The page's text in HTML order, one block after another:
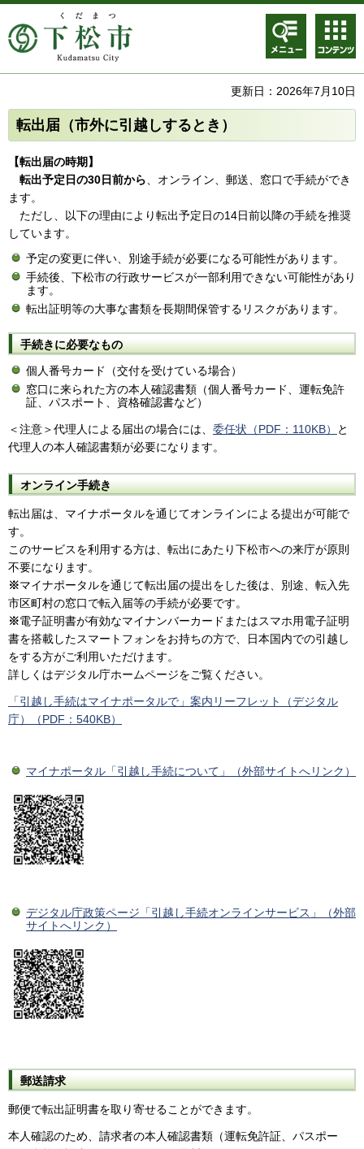
メニュ
ー
コンテ
ンツメ
ニュー
更新日：2026年7月10日
転出届（市外に引越しするとき）
【転出届の時期】
転出予定日の30日前から、オンライン、郵送、窓口で手続ができ
ます。
ただし、以下の理由により転出予定日の14日前以降の手続を推奨
しています。
予定の変更に伴い、別途手続が必要になる可能性があります。
手続後、下松市の行政サービスが一部利用できない可能性があり
ます。
転出証明等の大事な書類を長期間保管するリスクがあります。
手続きに必要なもの
個人番号カード（交付を受けている場合）
窓口に来られた方の本人確認書類（個人番号カード、運転免許
証、パスポート、資格確認書など）
＜注意＞代理人による届出の場合には、 委任状（PDF：110KB）
と
代理人の本人確認書類が必要になります。
オンライン手続き
転出届は、マイナポータルを通じてオンラインによる提出が可能で
す。
このサービスを利用する方は、転出にあたり下松市への来庁が原則
不要になります。
※マイナポータルを通じて転出届の提出をした後は、別途、転入先
市区町村の窓口で転入届等の手続が必要です。
※電子証明書が有効なマイナンバーカードまたはスマホ用電子証明
書を搭載したスマートフォンをお持ちの方で、日本国内での引越し
をする方がご利用いただけます。
詳しくはデジタル庁ホームページをご覧ください。
「引越し手続はマイナポータルで」案内リーフレット（デジタル
庁）（PDF：540KB）
マイナポータル「引越し手続について」（外部サイトへリンク）
デジタル庁政策ページ「引越し手続オンラインサービス」（外部
サイトへリンク）
郵送請求
郵便で転出証明書を取り寄せることができます。
本人確認のため、請求者の本人確認書類（運転免許証、パスポー